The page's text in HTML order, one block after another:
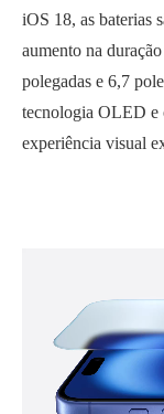
iOS 18, as baterias
aumento na
polegadas e 6,7
tecnologia OLED e
experiência visual